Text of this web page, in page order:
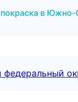
в Южно-
федеральный